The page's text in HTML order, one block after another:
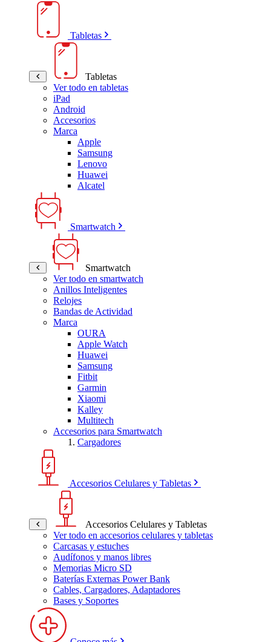
Tabletas
Tabletas
Ver todo en tabletas
iPad
Android
Accesorios
Marca
Apple
Samsung
Lenovo
Huawei
Alcatel
Smartwatch
Smartwatch
Ver todo en smartwatch
Anillos Inteligentes
Relojes
Bandas de Actividad
Marca
OURA
Apple Watch
Huawei
Samsung
Fitbit
Garmin
Xiaomi
Kalley
Multitech
Accesorios para Smartwatch
Cargadores
Accesorios Celulares y Tabletas
Accesorios Celulares y Tabletas
Ver todo en accesorios celulares y tabletas
Carcasas y estuches
Audífonos y manos libres
Memorias Micro SD
Baterías Externas Power Bank
Cables, Cargadores, Adaptadores
Bases y Soportes